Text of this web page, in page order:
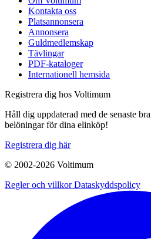
Kontakta oss
Platsannonsera
Annonsera
Guldmedlemskap
Tävlingar
PDF-kataloger
Internationell hemsida
Registrera dig hos Voltimum
Håll dig uppdaterad med de senaste
belöningar för dina elinköp!
Registrera dig här
© 2002-2026 Voltimum
Regler och villkorDataskyddspolicy